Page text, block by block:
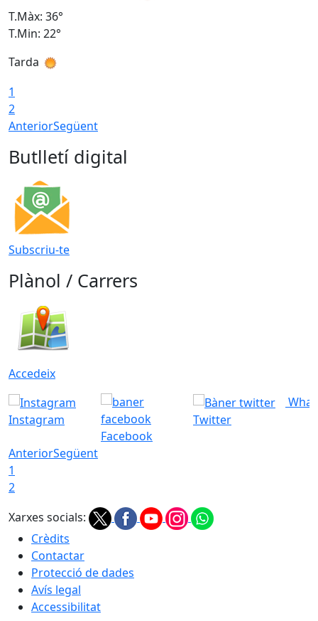
T.Màx: 36°
T.Min: 22°
Tarda
1
2
AnteriorSegüent
Butlletí digital
Subscriu-te
Plànol / Carrers
Accedeix
Instagram
Facebook
Twitter
AnteriorSegüent
1
2
Xarxes socials:
Crèdits
Contactar
Protecció de dades
Avís legal
Accessibilitat